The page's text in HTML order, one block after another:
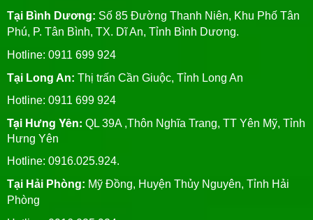
Tại Bình Dương: Số 85 Đường Thanh Niên, Khu Phố Tân
Phú, P. Tân Bình, TX. Dĩ An, Tỉnh Bình Dương.
Hotline: 0911 699 924
Tại Long An: Thị trấn Cần Giuộc, Tỉnh Long An
Hotline: 0911 699 924
Tại Hưng Yên: QL 39A ,Thôn Nghĩa Trang, TT Yên Mỹ, Tỉnh
Hưng Yên
Hotline: 0916.025.924.
Tại Hải Phòng: Mỹ Đồng, Huyện Thủy Nguyên, Tỉnh Hải
Phòng